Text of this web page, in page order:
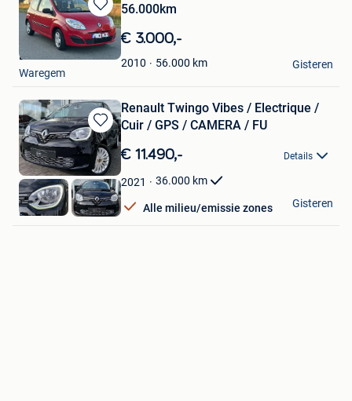
Bewaren
in
Mijn
Favorieten
56.000km
€ 3.000,-
2010 56.000 km
Edlon S
Waregem
Gisteren
Bewaren
in
Mijn
Favorieten
Renault Twingo Vibes / Electrique /
Cuir / GPS / CAMERA / FU
€ 11.490,- Details
2021 36.000 km
Alle milieu/emissie zones
OXO Cars
Luttre
Gisteren